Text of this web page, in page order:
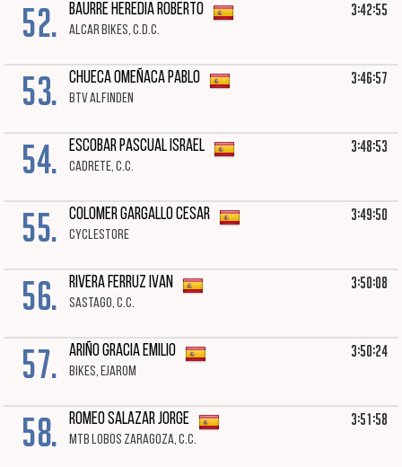
52. BAURRE HEREDIA ROBERTO
ALCAR BIKES, C.D.C.
3:42:55
53. CHUECA OMEÑACA PABLO
BTV ALFINDEN
3:46:57
54. ESCOBAR PASCUAL ISRAEL
CADRETE, C.C.
3:48:53
55. COLOMER GARGALLO CESAR
CYCLESTORE
3:49:50
56. RIVERA FERRUZ IVAN
SASTAGO, C.C.
3:50:08
57. ARIÑO GRACIA EMILIO
BIKES, EJAROM
3:50:24
58. ROMEO SALAZAR JORGE
MTB LOBOS ZARAGOZA, C.C.
3:51:58